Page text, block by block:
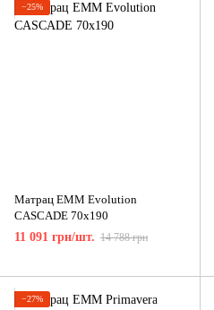
−25%
Матрац ЕММ Evolution
CASCADE 70x190
11 091 грн/шт. 14 788 грн
−27%